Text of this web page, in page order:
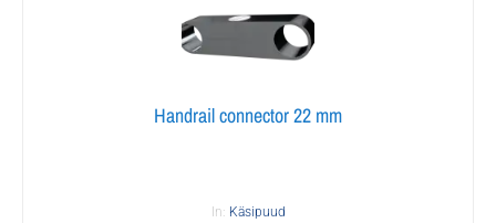
Handrail connector 22 mm
In: Käsipuud